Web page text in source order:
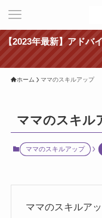
【2023年最新】アドバ
ホーム ママのスキルアップ
ママのスキル
ママのスキルアップ
ママのスキルア